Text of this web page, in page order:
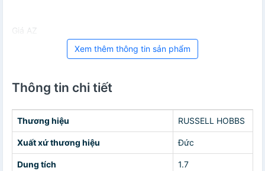
Giá AZ
Xem thêm thông tin sản phẩm
Thông tin chi tiết
Thương hiệu RUSSELL HOBBS
Xuất xứ thương hiệu Đức
Dung tích 1.7